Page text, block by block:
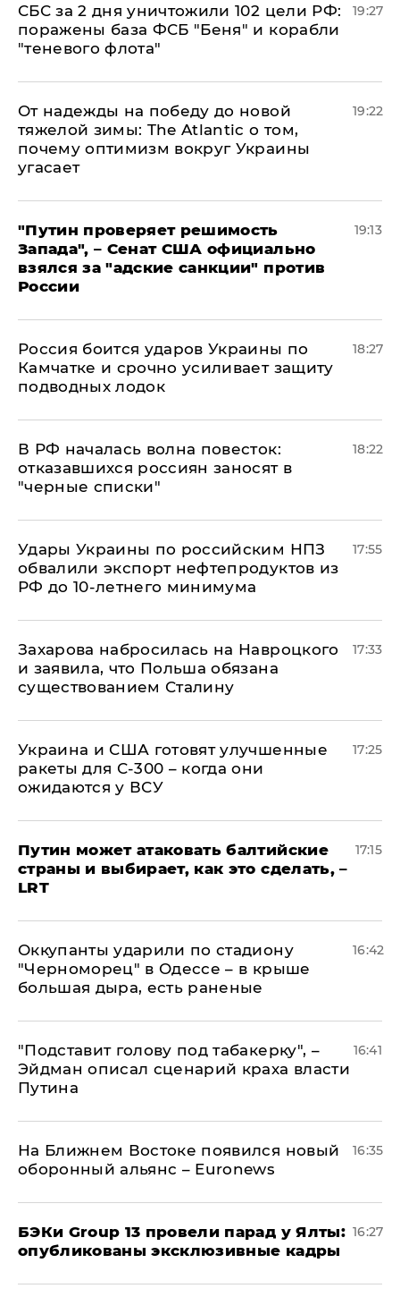
СБС за 2 дня уничтожили 102 цели РФ:
поражены база ФСБ "Беня" и корабли
"теневого флота"
19:27
От надежды на победу до новой
тяжелой зимы: The Atlantic о том,
почему оптимизм вокруг Украины
угасает
19:22
"Путин проверяет решимость
Запада", – Сенат США официально
взялся за "адские санкции" против
России
19:13
Россия боится ударов Украины по
Камчатке и срочно усиливает защиту
подводных лодок
18:27
​В РФ началась волна повесток:
отказавшихся россиян заносят в
"черные списки"
18:22
Удары Украины по российским НПЗ
обвалили экспорт нефтепродуктов из
РФ до 10-летнего минимума
17:55
​Захарова набросилась на Навроцкого
и заявила, что Польша обязана
существованием Сталину
17:33
Украина и США готовят улучшенные
ракеты для С-300 – когда они
ожидаются у ВСУ
17:25
Путин может атаковать балтийские
страны и выбирает, как это сделать, –
LRT
17:15
Оккупанты ударили по стадиону
"Черноморец" в Одессе – в крыше
большая дыра, есть раненые
16:42
​"Подставит голову под табакерку", –
Эйдман описал сценарий краха власти
Путина
16:41
На Ближнем Востоке появился новый
оборонный альянс – Euronews
16:35
​БЭКи Group 13 провели парад у Ялты:
опубликованы эксклюзивные кадры
16:27